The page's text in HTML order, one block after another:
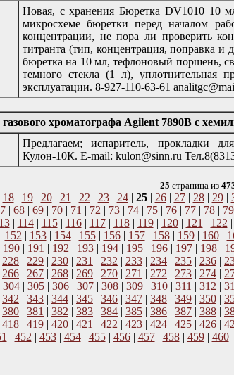
Новая, с хранения Бюретка DV1010 10
микросхеме бюретки перед началом
концентрации, не пора ли проверить
титранта (тип, концентрация, поправка и
бюретка на 10 мл, тефлоновый поршень,
темного стекла (1 л), уплотнительная
эксплуатации. 8-927-110-63-61
газового хроматографа Agilent 7890В с
Предлагаем; испаритель, прокладки
Кулон-10К. E-mail: kulon@sinn.ru
25 страница из
18| 19| 20| 21 | 22 | 23| 24| 25| 26| 27| 28| 29|
| 68| 69| 70| 71 | 72 | 73| 74| 75| 76| 77| 78| 79
| 114| 115| 116| 117| 118| 119| 120| 121 | 122 |
| 152 | 153| 154| 155| 156| 157| 158| 159| 160|
190| 191 | 192 | 193| 194| 195| 196| 197| 198|
228 | 229 | 230 | 231 | 232 | 233 | 234 | 235 | 236 |
266 | 267 | 268 | 269 | 270 | 271 | 272 | 273 | 274 |
304| 305| 306| 307| 308| 309| 310| 311 | 312 |
342 | 343 | 344 | 345 | 346 | 347 | 348 | 349 | 350 |
380 | 381 | 382 | 383 | 384 | 385 | 386 | 387 | 388 |
418| 419| 420| 421 | 422 | 423| 424| 425| 426|
| 452 | 453| 454| 455| 456| 457| 458| 459| 460|